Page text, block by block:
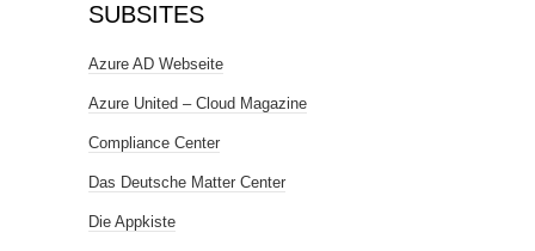
SUBSITES
Azure AD Webseite
Azure United – Cloud Magazine
Compliance Center
Das Deutsche Matter Center
Die Appkiste